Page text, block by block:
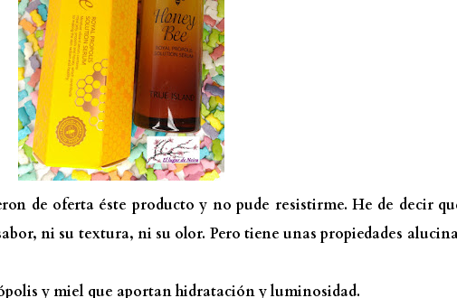
de oferta éste producto y no pude resistirme. He de decir
ni su textura, ni su olor. Pero tiene unas propiedades
y miel que aportan hidratación y luminosidad.